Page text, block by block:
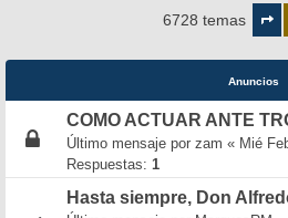
6728 temas
de
Anuncios
COMO ACTUAR ANTE
Último mensaje por zam « Mié
Respuestas: 1
Hasta siempre, Don